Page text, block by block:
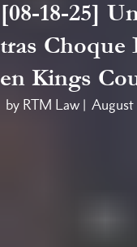
[08-18-25]
tras Choque
en Kings
by RTM Law | August